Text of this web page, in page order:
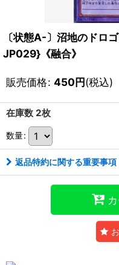
〔状態A-〕沼地のドロ
JP029}《融合》
販売価格: 450円(税込)
在庫数 2枚
数量:
返品特約に関する重要事項